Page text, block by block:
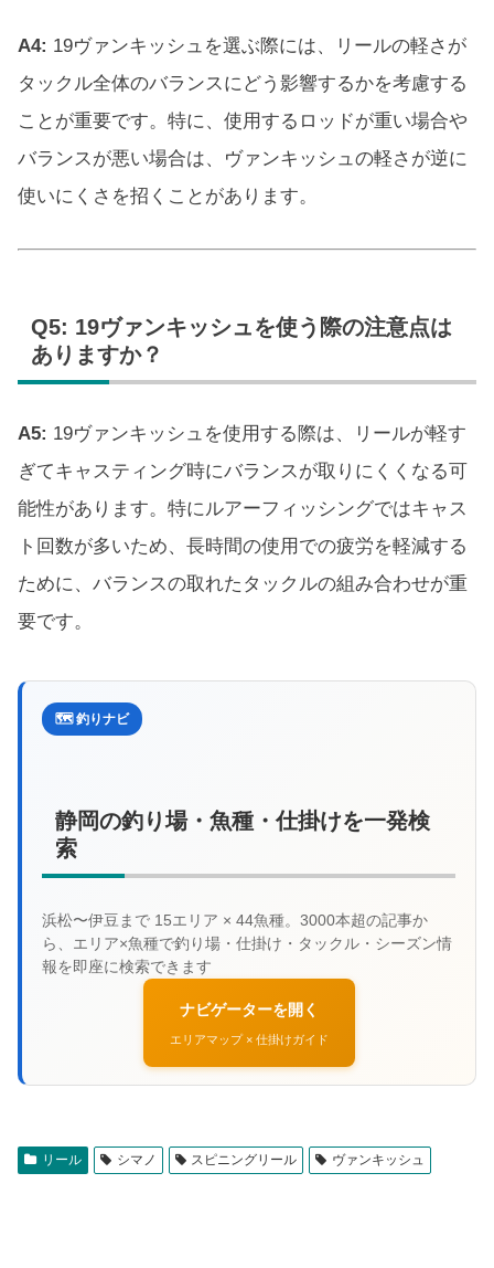
A4: 19ヴァンキッシュを選ぶ際には、リールの軽さが
タックル全体のバランスにどう影響するかを考慮する
ことが重要です。特に、使用するロッドが重い場合や
バランスが悪い場合は、ヴァンキッシュの軽さが逆に
使いにくさを招くことがあります。
Q5: 19ヴァンキッシュを使う際の注意点は
ありますか？
A5: 19ヴァンキッシュを使用する際は、リールが軽す
ぎてキャスティング時にバランスが取りにくくなる可
能性があります。特にルアーフィッシングではキャス
ト回数が多いため、長時間の使用での疲労を軽減する
ために、バランスの取れたタックルの組み合わせが重
要です。
🗺️ 釣りナビ
静岡の釣り場・魚種・仕掛けを一発検
索
ナビゲーターを開く
エリアマップ × 仕掛けガイド
リール シマノ スピニングリール ヴァンキッシュ